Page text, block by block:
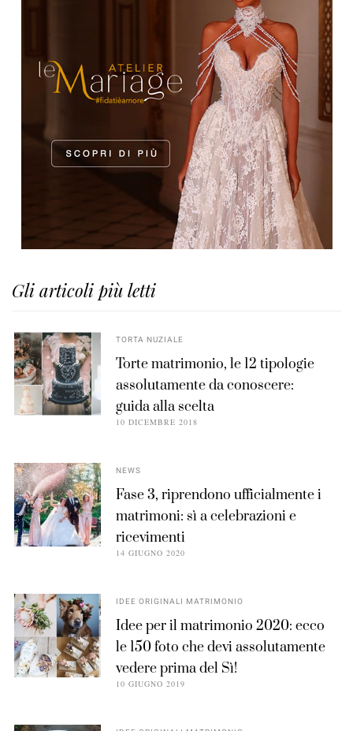
Gli articoli più letti
TORTA NUZIALE
Torte matrimonio, le 12 tipologie
assolutamente da conoscere:
guida alla scelta
10 DICEMBRE 2018
NEWS
Fase 3, riprendono ufficialmente i
matrimoni: sì a celebrazioni e
ricevimenti
14 GIUGNO 2020
IDEE ORIGINALI MATRIMONIO
Idee per il matrimonio 2020: ecco
le 150 foto che devi assolutamente
vedere prima del Sì!
10 GIUGNO 2019